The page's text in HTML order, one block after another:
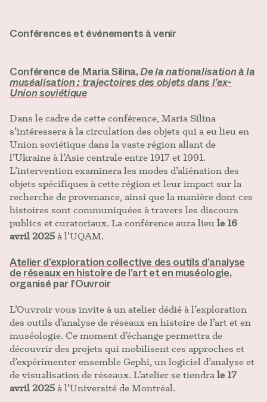
Conférences et événements à venir
Conférence de Maria Silina,De la nationalisation à la
muséalisation : trajectoires des objets dans l’ex-
Union soviétique
Dans le cadre de cette conférence, Maria Silina
s’intéressera à la circulation des objets qui a eu lieu en
Union soviétique dans la vaste région allant de
l’Ukraine à l’Asie centrale entre 1917 et 1991.
L’intervention examinera les modes d’aliénation des
objets spécifiques à cette région et leur impact sur la
recherche de provenance, ainsi que la manière dont ces
histoires sont communiquées à travers les discours
publics et curatoriaux. La conférence aura lieule 16
avril 2025à l’UQAM.
Atelier d’exploration collective des outils d’analyse
de réseaux en histoire de l’art et en muséologie,
organisé par l’Ouvroir
L’Ouvroir vous invite à un atelier dédié à l’exploration
des outils d’analyse de réseaux en histoire de l’art et en
muséologie. Ce moment d’échange permettra de
découvrir des projets qui mobilisent ces approches et
d’expérimenter ensemble Gephi, un logiciel d’analyse et
de visualisation de réseaux. L’atelier se tiendrale 17
avril 2025à l’Université de Montréal.